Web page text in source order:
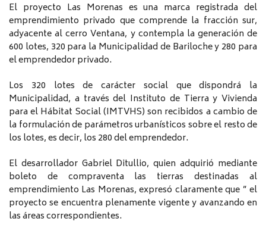
El proyecto Las Morenas es una marca registrada del
emprendimiento privado que comprende la fracción sur,
adyacente al cerro Ventana, y contempla la generación de
600 lotes, 320 para la Municipalidad de Bariloche y 280 para
el emprendedor privado.
Los 320 lotes de carácter social que dispondrá la
Municipalidad, a través del Instituto de Tierra y Vivienda
para el Hábitat Social (IMTVHS) son recibidos a cambio de
la formulación de parámetros urbanísticos sobre el resto de
los lotes, es decir, los 280 del emprendedor.
El desarrollador Gabriel Ditullio, quien adquirió mediante
boleto de compraventa las tierras destinadas al
emprendimiento Las Morenas, expresó claramente que ” el
proyecto se encuentra plenamente vigente y avanzando en
las áreas correspondientes.